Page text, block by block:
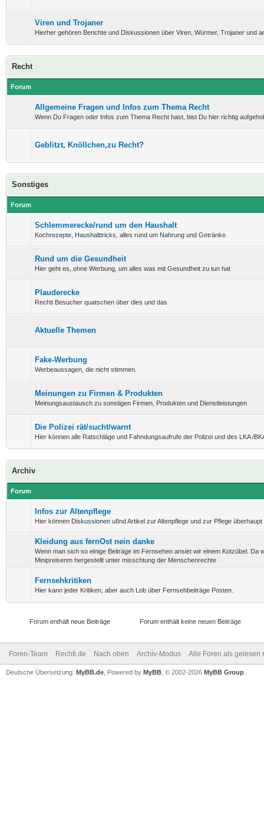
Viren und Trojaner
Hierher gehören Berichte und Diskussionen über Viren, Würmer, Trojaner und
Recht
Forum
Allgemeine Fragen und Infos zum Thema Recht
Wenn Du Fragen oder Infos zum Thema Recht hast, bist Du hier richtig
Geblitzt, Knöllchen,zu Recht?
Sonstiges
Forum
Schlemmerecke/rund um den Haushalt
Kochrezepte, Haushalttricks, alles rund um Nahrung und Getränke
Rund um die Gesundheit
Hier geht es, ohne Werbung, um alles was mit Gesundheit zu tun hat
Plauderecke
Rechti Besucher quatschen über dies und das
Aktuelle Themen
Fake-Werbung
Werbeaussagen, die nicht stimmen.
Meinungen zu Firmen & Produkten
Meinungsaustausch zu sonstigen Firmen, Produkten und Dienstleistungen
Die Polizei rät/sucht/warnt
Hier können alle Ratschläge und Fahndungsaufrufe der Polizei und des LKA /
Archiv
Forum
Infos zur Altenpflege
Hier können Diskussionen u8nd Artikel zur Altenpflege und zur Pflege
Kleidung aus fernOst nein danke
Wenn man sich so einige Beiträge im Fernsehen ansiet wir einem Kotzübel. Da
Minipreisenm hergestellt unter misschtung der Menschenrechte
Fernsehkritiken
Hier kann jeder Kritiken, aber auch Lob über Fernsehbeiträge Posten.
Forum enthält neue Beiträge Forum enthält keine neuen Beiträge
Foren-Team Rechti.de Nach oben Archiv-Modus Alle Foren als gelesen
Deutsche Übersetzung: MyBB.de , Powered by MyBB , © 2002-2026 MyBB Group